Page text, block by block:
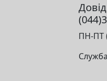
ПН-ПТ